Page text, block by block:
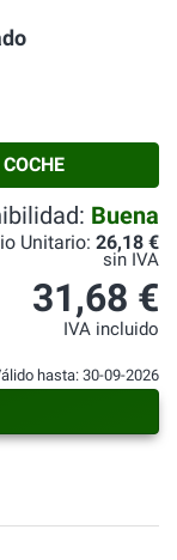
Buena
Unitario: 26,18 €
sin IVA
31,68 €
IVA incluido
hasta: 30-09-2026